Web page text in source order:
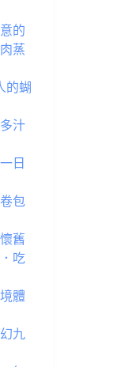
的
蒸
的蝴
汁
日
包
舊
吃
體
九